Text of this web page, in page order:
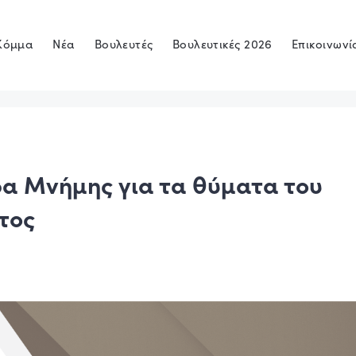
Νέα Βουλευτές Βουλευτικές 2026
Μνήμης για τα θύματα του